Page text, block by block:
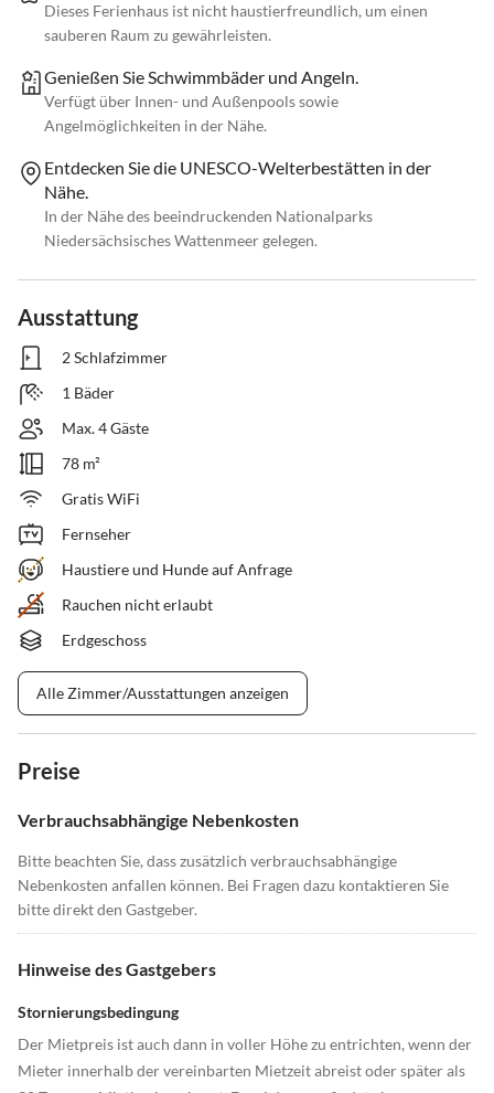
Dieses Ferienhaus ist nicht haustierfreundlich, um einen
sauberen Raum zu gewährleisten.
Genießen Sie Schwimmbäder und Angeln.
Verfügt über Innen- und Außenpools sowie
Angelmöglichkeiten in der Nähe.
Entdecken Sie die UNESCO-Welterbestätten in der
Nähe.
In der Nähe des beeindruckenden Nationalparks
Niedersächsisches Wattenmeer gelegen.
Ausstattung
2 Schlafzimmer
1 Bäder
Max. 4 Gäste
78 m²
Gratis WiFi
Fernseher
Haustiere und Hunde auf Anfrage
Rauchen nicht erlaubt
Erdgeschoss
Alle Zimmer/Ausstattungen anzeigen
Preise
Verbrauchsabhängige Nebenkosten
Bitte beachten Sie, dass zusätzlich verbrauchsabhängige
Nebenkosten anfallen können. Bei Fragen dazu kontaktieren Sie
bitte direkt den Gastgeber.
Hinweise des Gastgebers
Stornierungsbedingung
Der Mietpreis ist auch dann in voller Höhe zu entrichten, wenn der
Mieter innerhalb der vereinbarten Mietzeit abreist oder später als